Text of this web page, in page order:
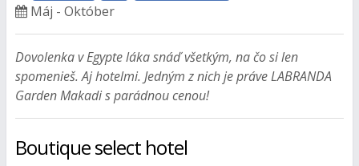
Máj - Október
Dovolenka v Egypte láka snáď všetkým, na čo si len
spomenieš. Aj hotelmi. Jedným z nich je práve LABRANDA
Garden Makadi s parádnou cenou!
Boutique select hotel